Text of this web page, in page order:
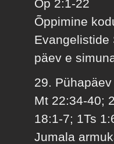
Õp 2:1-22
Õppimine
Evangelistide
päev e
29. Pühapäev
Mt 22:34-40;
18:1-7; 1Ts
Jumala